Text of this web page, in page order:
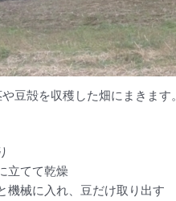
豆殻を収穫した畑にまきます。
立てて乾燥
機械に入れ、豆だけ取り出す